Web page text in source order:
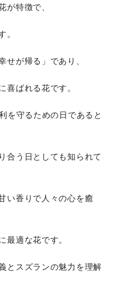
が特徴で、
。
せが帰る」であり、
喜ばれる花です。
を守るための日であると
合う日としても知られて
い香りで人々の心を癒
最適な花です。
とスズランの魅力を理解